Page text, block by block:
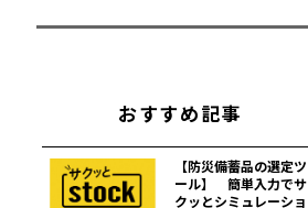
おすすめ記事
【防災備蓄品の選定ツ
ール】 簡単入力でサ
クッとシミュレーショ